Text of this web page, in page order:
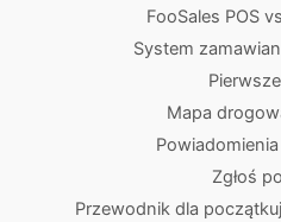
FooSales POS
System
Mapa
Zgłoś
Przewodnik dla